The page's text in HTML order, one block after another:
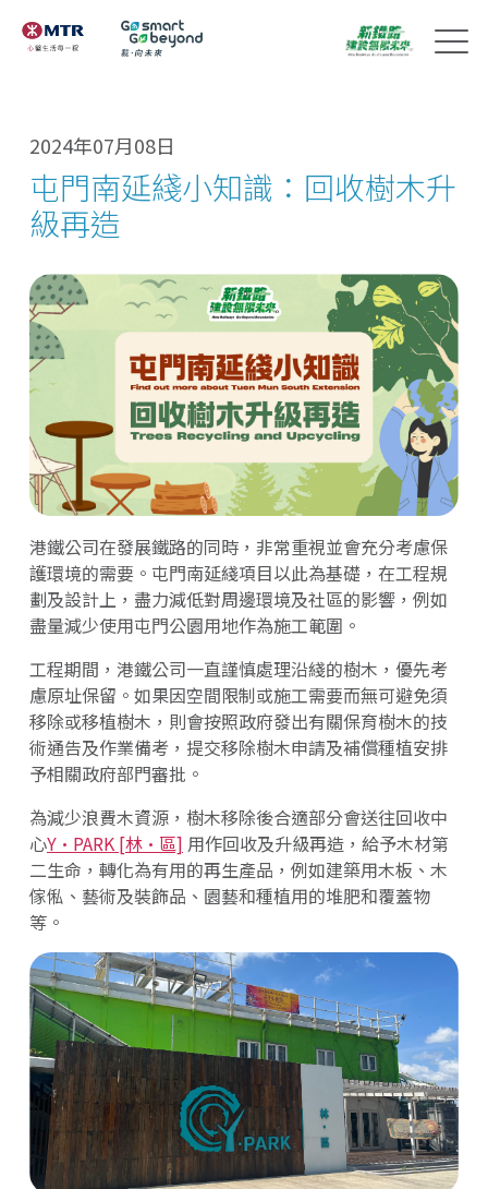
2024年07月08日
屯門南延綫小知識：回收樹木升
級再造
港鐵公司在發展鐵路的同時，非常重視並會充分考慮保
護環境的需要。屯門南延綫項目以此為基礎，在工程規
劃及設計上，盡力減低對周邊環境及社區的影響，例如
盡量減少使用屯門公園用地作為施工範圍。
工程期間，港鐵公司一直謹慎處理沿綫的樹木，優先考
慮原址保留。如果因空間限制或施工需要而無可避免須
移除或移植樹木，則會按照政府發出有關保育樹木的技
術通告及作業備考，提交移除樹木申請及補償種植安排
予相關政府部門審批。
為減少浪費木資源，樹木移除後合適部分會送往回收中
心Y·PARK [林·區] 用作回收及升級再造，給予木材第
二生命，轉化為有用的再生產品，例如建築用木板、木
傢俬、藝術及裝飾品、園藝和種植用的堆肥和覆蓋物
等。